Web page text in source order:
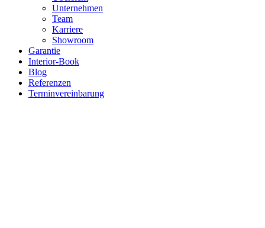
Unternehmen
Team
Karriere
Showroom
Garantie
Interior-Book
Blog
Referenzen
Terminvereinbarung